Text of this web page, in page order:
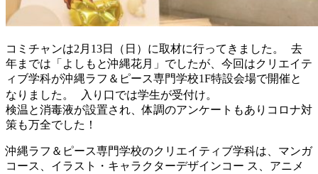
コミチャンは2月13日（日）に取材に行ってきました。 去
年までは「よしもと沖縄花月」でしたが、今回はクリエイテ
ィブ学科が沖縄ラフ＆ピース専門学校1F特設会場で開催と
なりました。 入り口では学生が受付け。
検温と消毒液が設置され、体調のアンケートもありコロナ対
策も万全でした！
沖縄ラフ＆ピース専門学校のクリエイティブ学科は、マンガ
コース、イラスト・キャラクターデザインコー ス、アニメ